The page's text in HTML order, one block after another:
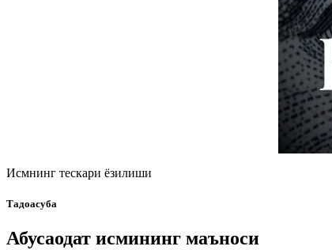
Исмнинг тескари ёзилиши
Тадоасуба
Абусаодат исмининг маъноси